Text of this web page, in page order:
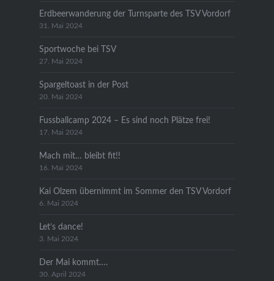
Erdbeerwanderung der Turnsparte des TSV Vordorf
31. Mai 2024
Sportwoche bei TSV
27. Mai 2024
Spargeltoast in der Post
20. Mai 2024
Fussballcamp 2024 – Es sind noch Plätze frei!
17. Mai 2024
Mach mit… bleibt fit!!
16. Mai 2024
Kai Olzem übernimmt im Sommer den TSV Vordorf
6. Mai 2024
Let’s dance!
3. Mai 2024
Der Mai kommt….
30. April 2024